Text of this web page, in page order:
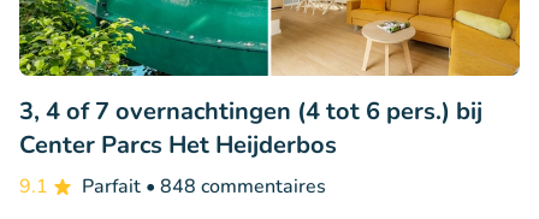
3, 4 of 7 overnachtingen (4 tot 6 pers.) bij
Center Parcs Het Heijderbos
9.1 Parfait • 848 commentaires